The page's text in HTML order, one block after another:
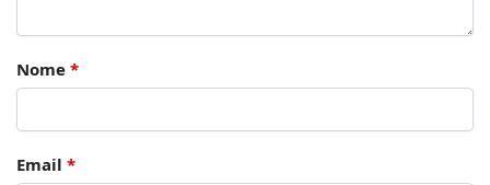
Nome *
Email *